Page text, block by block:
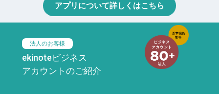
アプリについて詳しくはこちら
法人のお客様
ekinoteビジネス
アカウントのご紹介